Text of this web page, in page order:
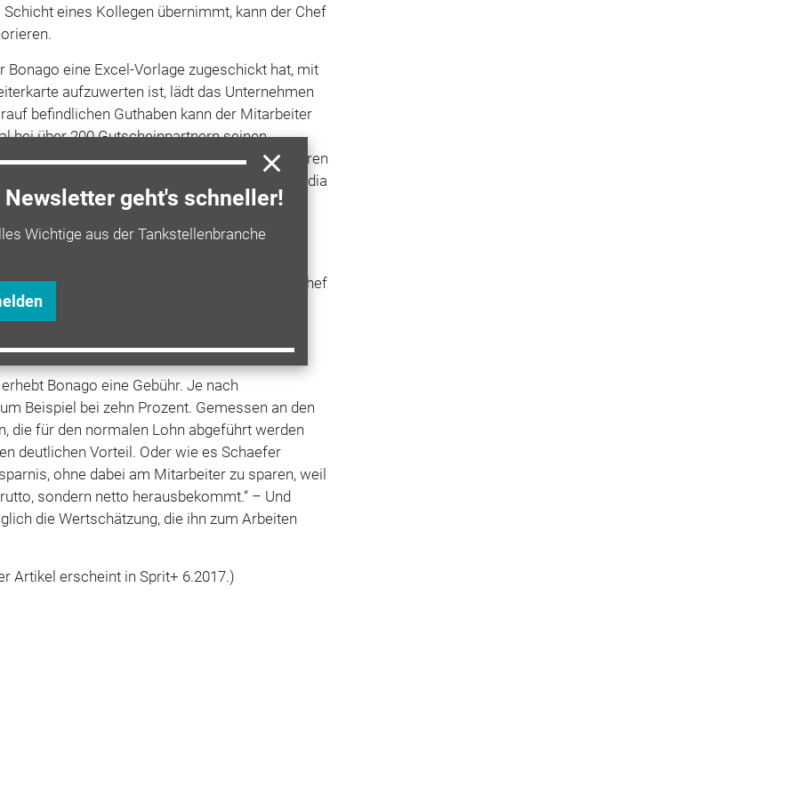
Newsletter geht's schneller!
Wichtige aus der Tankstellenbranche
eines Kollegen übernimmt, kann der Chef
Bonago eine Excel-Vorlage zugeschickt hat, mit
aufzuwerten ist, lädt das Unternehmen
befindlichen Guthaben kann der Mitarbeiter
bei über 200 Gutscheinpartnern seinen
im Übrigen auch über Monate hinweg ansparen
beispielsweise Ikea, Tchibo, Douglas, Media
Mitarbeiter-Cards empfiehlt
von 20 Mitarbeitern. Für
Besetzung gibt es eine Alternative: Der Chef
sogenannte Mitarbeiter-Bons, ordern
wenn sie eine besondere Leistung
Bonago eine Gebühr. Je nach
Beispiel bei zehn Prozent. Gemessen an den
die für den normalen Lohn abgeführt werden
deutlichen Vorteil. Oder wie es Schaefer
ohne dabei am Mitarbeiter zu sparen, weil
sondern netto herausbekommt.“ – Und
die Wertschätzung, die ihn zum Arbeiten
Artikel erscheint in Sprit+ 6.2017.)